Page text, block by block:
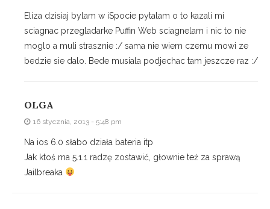
Eliza dzisiaj bylam w iSpocie pytalam o to kazali mi
sciagnac przegladarke Puffin Web sciagnelam i nic to nie
moglo a muli strasznie :/ sama nie wiem czemu mowi ze
bedzie sie dalo. Bede musiala podjechac tam jeszcze raz :/
OLGA
16 stycznia, 2013 - 5:48 pm
Na ios 6.0 słabo działa bateria itp
Jak ktoś ma 5.1.1 radzę zostawić, głownie też za sprawą
Jailbreaka